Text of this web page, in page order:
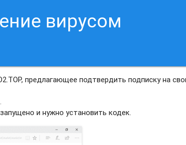
вирусом
предлагающее подтвердить подписку на
и нужно установить кодек.